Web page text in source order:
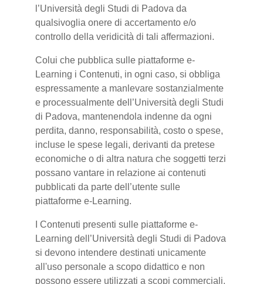
l’Università degli Studi di Padova da
qualsivoglia onere di accertamento e/o
controllo della veridicità di tali affermazioni.
Colui che pubblica sulle piattaforme e-
Learning i Contenuti, in ogni caso, si obbliga
espressamente a manlevare sostanzialmente
e processualmente dell’Università degli Studi
di Padova, mantenendola indenne da ogni
perdita, danno, responsabilità, costo o spese,
incluse le spese legali, derivanti da pretese
economiche o di altra natura che soggetti terzi
possano vantare in relazione ai contenuti
pubblicati da parte dell’utente sulle
piattaforme e-Learning.
I Contenuti presenti sulle piattaforme e-
Learning dell’Università degli Studi di Padova
si devono intendere destinati unicamente
all'uso personale a scopo didattico e non
possono essere utilizzati a scopi commerciali.